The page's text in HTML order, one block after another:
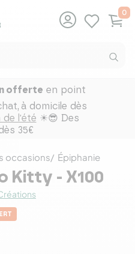
0
offerte en point
à domicile dès
de l'été ☀😎 Des
35€
occasions Épiphanie
Kitty - X100